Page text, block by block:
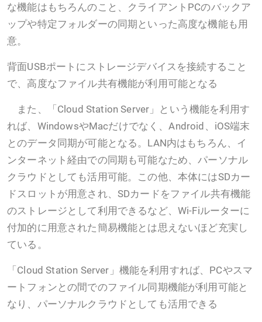
な機能はもちろんのこと、クライアントPCのバックア
ップや特定フォルダーの同期といった高度な機能も用
意。
背面USBポートにストレージデバイスを接続すること
で、高度なファイル共有機能が利用可能となる
また、「Cloud Station Server」という機能を利用す
れば、WindowsやMacだけでなく、Android、iOS端末
とのデータ同期が可能となる。LAN内はもちろん、イ
ンターネット経由での同期も可能なため、パーソナル
クラウドとしても活用可能。この他、本体にはSDカー
ドスロットが用意され、SDカードをファイル共有機能
のストレージとして利用できるなど、Wi-Fiルーターに
付加的に用意された簡易機能とは思えないほど充実し
ている。
「Cloud Station Server」機能を利用すれば、PCやスマ
ートフォンとの間でのファイル同期機能が利用可能と
なり、パーソナルクラウドとしても活用できる